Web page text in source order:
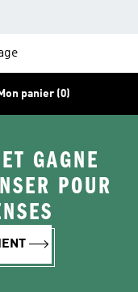
Mon panier (0)
GAGNE
POUR